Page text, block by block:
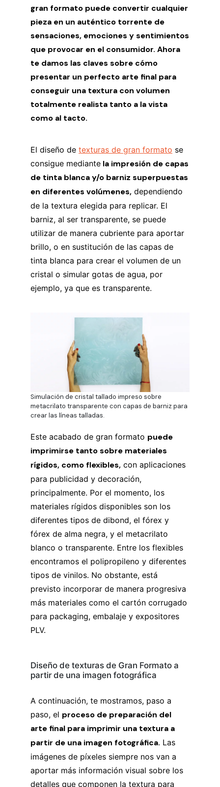
gran formato puede convertir cualquier
pieza en un auténtico torrente de
sensaciones, emociones y sentimientos
que provocar en el consumidor. Ahora
te damos las claves sobre cómo
presentar un perfecto arte final para
conseguir una textura con volumen
totalmente realista tanto a la vista
como al tacto.
El diseño de texturas de gran formato se
consigue mediante la impresión de capas
de tinta blanca y/o barniz superpuestas
en diferentes volúmenes, dependiendo
de la textura elegida para replicar. El
barniz, al ser transparente, se puede
utilizar de manera cubriente para aportar
brillo, o en sustitución de las capas de
tinta blanca para crear el volumen de un
cristal o simular gotas de agua, por
ejemplo, ya que es transparente.
Simulación de cristal tallado impreso sobre
metacrilato transparente con capas de barniz para
crear las líneas talladas.
Este acabado de gran formato puede
imprimirse tanto sobre materiales
rígidos, como flexibles, con aplicaciones
para publicidad y decoración,
principalmente. Por el momento, los
materiales rígidos disponibles son los
diferentes tipos de dibond, el fórex y
fórex de alma negra, y el metacrilato
blanco o transparente. Entre los flexibles
encontramos el polipropileno y diferentes
tipos de vinilos. No obstante, está
previsto incorporar de manera progresiva
más materiales como el cartón corrugado
para packaging, embalaje y expositores
PLV.
Diseño de texturas de Gran Formato a
partir de una imagen fotográfica
A continuación, te mostramos, paso a
paso, el proceso de preparación del
arte final para imprimir una textura a
partir de una imagen fotográfica. Las
imágenes de píxeles siempre nos van a
aportar más información visual sobre los
detalles que componen la textura para